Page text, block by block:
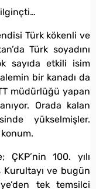
ilginçti…
Türk kökenli ve
Türk soyadını
sayıda etkili isim
bir kanadı da
müdürlüğü yapan
Orada kalan
yükselmişler.
100. yılı
Kurultayı ve bugün
tek temsilci